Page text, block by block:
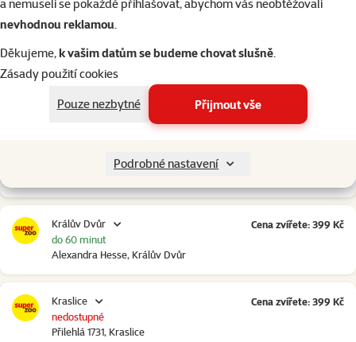
a nemuseli se pokaždé přihlašovat, abychom vás neobtěžovali
nevhodnou reklamou.
Děkujeme,k vašim datům se budeme chovat slušně.
Zásady použití cookies
Pouze nezbytné
Přijmout vše
Podrobné nastavení
Polepská 979, Kolín
nedostupné
Kolín Ovčáry
Ovčáry 304, Ovčáry
Králův Dvůr
Alexandra Hesse, Králův Dvůr
do 60 minut
Cena zvířete: 399 Kč
Kraslice
Přilehlá 1731, Kraslice
nedostupné
Cena zvířete: 399 Kč